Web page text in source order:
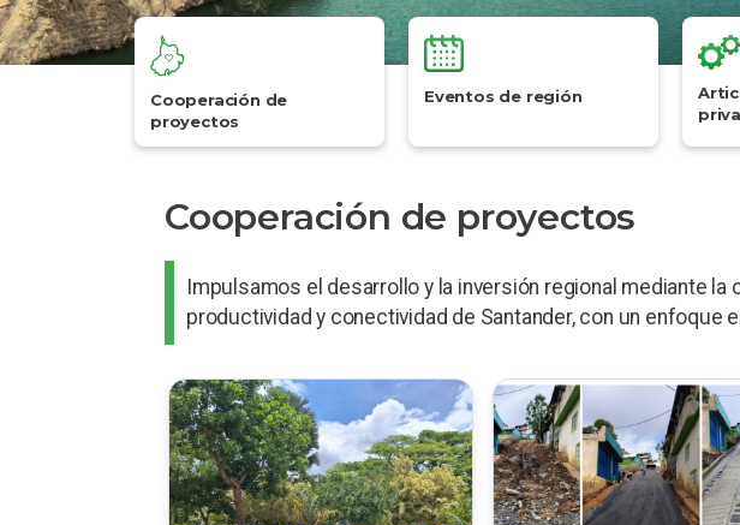
Cooperación de
proyectos
Eventos de región
Cooperación de proyectos
Impulsamos el desarrollo y la inversión regional mediante
productividad y conectividad de Santander, con un